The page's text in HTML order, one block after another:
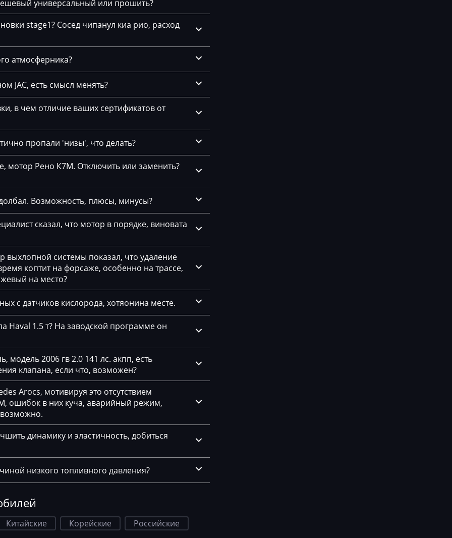
LK)
062_N57D30O0-
ND
O_78T8-00000642-
O_78T8-000009CF-
O_78T8-000009D3-
GD
универсальный или прошить?
stage1? Сосед чипанул киа рио, расход
атмосферника?
JAC, есть смысл менять?
в чем отличие ваших сертификатов от
пропали 'низы', что делать?
мотор Рено К7М. Отключить или заменить?
Возможность, плюсы, минусы?
сказал, что мотор в порядке, виновата
выхлопной системы показал, что удаление
коптит на форсаже, особенно на трассе,
на место?
с датчиков кислорода, хотяонина месте.
Haval 1.5 т? На заводской программе он
модель 2006 гв 2.0 141 лс. акпп, есть
клапана, если что, возможен?
Arocs, мотивируя это отсутствием
ошибок в них куча, аварийный режим,
динамику и эластичность, добиться
низкого топливного давления?
Китайские Корейские
Российские